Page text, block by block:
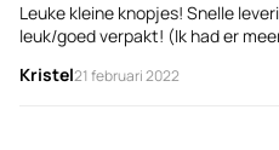
Leuke kleine knopjes! Snelle
leuk/goed verpakt! (Ik had er
Kristel21 februari 2022